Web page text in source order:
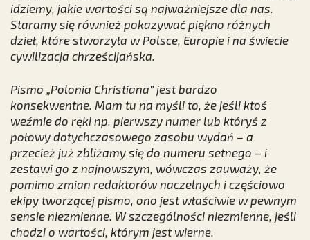
idziemy, jakie wartości są najważniejsze dla nas.
Staramy się również pokazywać piękno różnych
dzieł, które stworzyła w Polsce, Europie i na świecie
cywilizacja chrześcijańska.
Pismo „Polonia Christiana” jest bardzo
konsekwentne. Mam tu na myśli to, że jeśli ktoś
weźmie do ręki np. pierwszy numer lub któryś z
połowy dotychczasowego zasobu wydań – a
przecież już zbliżamy się do numeru setnego – i
zestawi go z najnowszym, wówczas zauważy, że
pomimo zmian redaktorów naczelnych i częściowo
ekipy tworzącej pismo, ono jest właściwie w pewnym
sensie niezmienne. W szczególności niezmienne, jeśli
chodzi o wartości, którym jest wierne.